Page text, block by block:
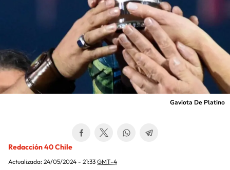
Gaviota De Platino
Redacción 40 Chile
Actualizada: 24/05/2024 - 21:33 GMT-4